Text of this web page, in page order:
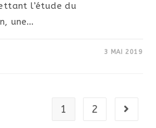
l’étude du
une…
3 MAI 2019
1 2 Aller à